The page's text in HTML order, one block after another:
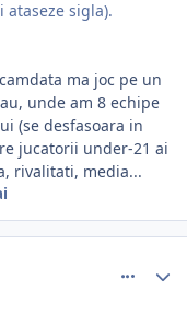
sigla).
ma joc pe un
unde am 8 echipe
(se desfasoara in
jucatorii under-21 ai
rivalitati, media...